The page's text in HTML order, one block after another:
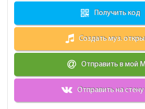
Получить код
Создать муз.
Отправить в мой
Отправить на